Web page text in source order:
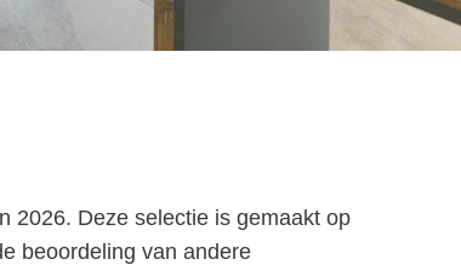
2026. Deze selectie is gemaakt op
beoordeling van andere